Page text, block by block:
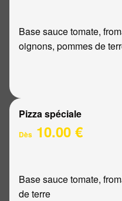
Base sauce tomate,
oignons, pommes de
Pizza spéciale
Dès 10.00 €
Base sauce tomate,
de terre